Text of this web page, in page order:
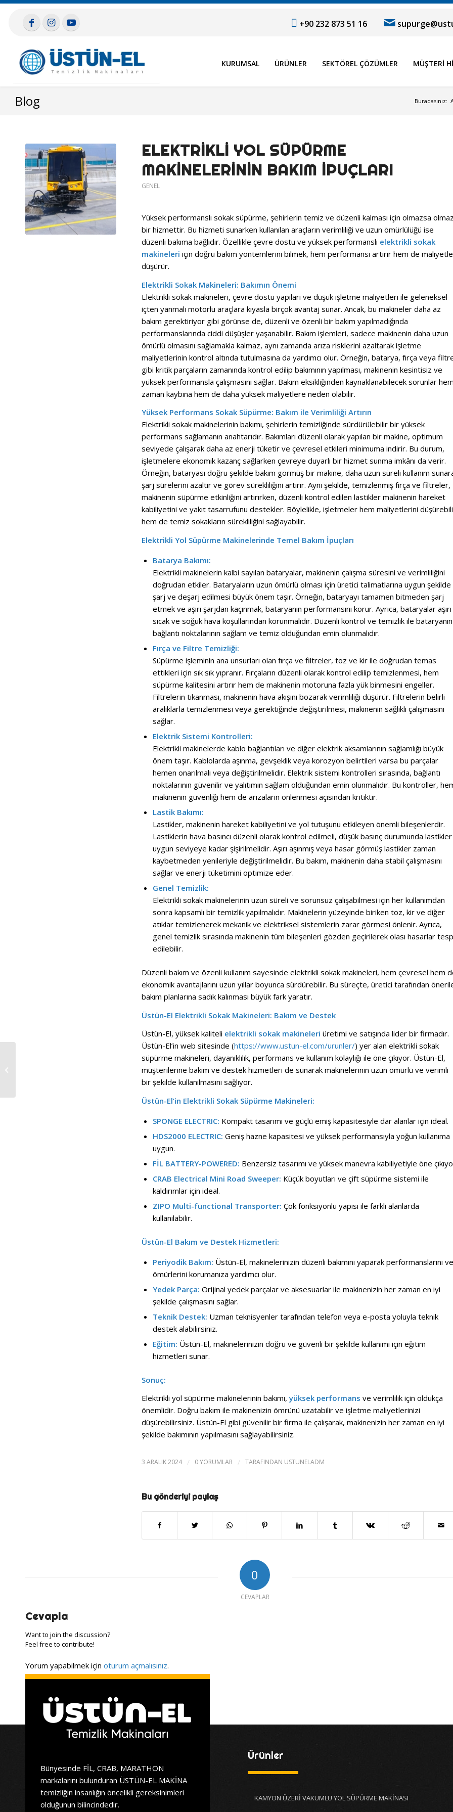
+90 232 873 51 16
KURUMSAL ÜRÜNLER SEKTÖREL ÇÖZÜMLER MÜŞTERI
Blog Buradasınız:
ELEKTRIKLI YOL SÜPÜRME
MAKINELERININ BAKIM İPUÇLARI
GENEL
Yüksek performanslı sokak süpürme, şehirlerin temiz ve düzenli kalması için olmazsa olmaz
bir hizmettir. Bu hizmeti sunarken kullanılan araçların verimliliği ve uzun ömürlülüğü ise
düzenli bakıma bağlıdır. Özellikle çevre dostu ve yüksek performanslı elektrikli sokak
makineleri için doğru bakım yöntemlerini bilmek, hem performansı artırır hem de
düşürür.
Elektrikli Sokak Makineleri: Bakımın Önemi
Elektrikli sokak makineleri, çevre dostu yapıları ve düşük işletme maliyetleri ile geleneksel
içten yanmalı motorlu araçlara kıyasla birçok avantaj sunar. Ancak, bu makineler daha az
bakım gerektiriyor gibi görünse de, düzenli ve özenli bir bakım yapılmadığında
performanslarında ciddi düşüşler yaşanabilir. Bakım işlemleri, sadece makinenin daha uzun
ömürlü olmasını sağlamakla kalmaz, aynı zamanda arıza risklerini azaltarak işletme
maliyetlerinin kontrol altında tutulmasına da yardımcı olur. Örneğin, batarya, fırça veya
gibi kritik parçaların zamanında kontrol edilip bakımının yapılması, makinenin kesintisiz ve
yüksek performansla çalışmasını sağlar. Bakım eksikliğinden kaynaklanabilecek sorunlar hem
zaman kaybına hem de daha yüksek maliyetlere neden olabilir.
Yüksek Performans Sokak Süpürme: Bakım ile Verimliliği Artırın
Elektrikli sokak makinelerinin bakımı, şehirlerin temizliğinde sürdürülebilir bir yüksek
performans sağlamanın anahtarıdır. Bakımları düzenli olarak yapılan bir makine, optimum
seviyede çalışarak daha az enerji tüketir ve çevresel etkileri minimuma indirir. Bu durum,
işletmelere ekonomik kazanç sağlarken çevreye duyarlı bir hizmet sunma imkânı da verir.
Örneğin, bataryası doğru şekilde bakım görmüş bir makine, daha uzun süreli kullanım
şarj sürelerini azaltır ve görev sürekliliğini artırır. Aynı şekilde, temizlenmiş fırça ve filtreler,
makinenin süpürme etkinliğini artırırken, düzenli kontrol edilen lastikler makinenin hareket
kabiliyetini ve yakıt tasarrufunu destekler. Böylelikle, işletmeler hem maliyetlerini
hem de temiz sokakların sürekliliğini sağlayabilir.
Elektrikli Yol Süpürme Makinelerinde Temel Bakım İpuçları
Batarya Bakımı:
Elektrikli makinelerin kalbi sayılan bataryalar, makinenin çalışma süresini ve verimliliğini
doğrudan etkiler. Bataryaların uzun ömürlü olması için üretici talimatlarına uygun şekilde
şarj ve deşarj edilmesi büyük önem taşır. Örneğin, bataryayı tamamen bitmeden şarj
etmek ve aşırı şarjdan kaçınmak, bataryanın performansını korur. Ayrıca, bataryalar aşırı
sıcak ve soğuk hava koşullarından korunmalıdır. Düzenli kontrol ve temizlik ile bataryanın
bağlantı noktalarının sağlam ve temiz olduğundan emin olunmalıdır.
Fırça ve Filtre Temizliği:
Süpürme işleminin ana unsurları olan fırça ve filtreler, toz ve kir ile doğrudan temas
ettikleri için sık sık yıpranır. Fırçaların düzenli olarak kontrol edilip temizlenmesi, hem
süpürme kalitesini artırır hem de makinenin motoruna fazla yük binmesini engeller.
Filtrelerin tıkanması, makinenin hava akışını bozarak verimliliği düşürür. Filtrelerin belirli
aralıklarla temizlenmesi veya gerektiğinde değiştirilmesi, makinenin sağlıklı çalışmasını
sağlar.
Elektrik Sistemi Kontrolleri:
Elektrikli makinelerde kablo bağlantıları ve diğer elektrik aksamlarının sağlamlığı büyük
önem taşır. Kablolarda aşınma, gevşeklik veya korozyon belirtileri varsa bu parçalar
hemen onarılmalı veya değiştirilmelidir. Elektrik sistemi kontrolleri sırasında, bağlantı
noktalarının güvenilir ve yalıtımın sağlam olduğundan emin olunmalıdır. Bu kontroller,
makinenin güvenliği hem de arızaların önlenmesi açısından kritiktir.
Lastik Bakımı:
Lastikler, makinenin hareket kabiliyetini ve yol tutuşunu etkileyen önemli bileşenlerdir.
Lastiklerin hava basıncı düzenli olarak kontrol edilmeli, düşük basınç durumunda lastikler
uygun seviyeye kadar şişirilmelidir. Aşırı aşınmış veya hasar görmüş lastikler zaman
kaybetmeden yenileriyle değiştirilmelidir. Bu bakım, makinenin daha stabil çalışmasını
sağlar ve enerji tüketimini optimize eder.
Genel Temizlik:
Elektrikli sokak makinelerinin uzun süreli ve sorunsuz çalışabilmesi için her kullanımdan
sonra kapsamlı bir temizlik yapılmalıdır. Makinelerin yüzeyinde biriken toz, kir ve diğer
atıklar temizlenerek mekanik ve elektriksel sistemlerin zarar görmesi önlenir. Ayrıca,
genel temizlik sırasında makinenin tüm bileşenleri gözden geçirilerek olası hasarlar
edilebilir.
Düzenli bakım ve özenli kullanım sayesinde elektrikli sokak makineleri, hem çevresel hem
ekonomik avantajlarını uzun yıllar boyunca sürdürebilir. Bu süreçte, üretici tarafından
bakım planlarına sadık kalınması büyük fark yaratır.
Üstün-El Elektrikli Sokak Makineleri: Bakım ve Destek
Üstün-El, yüksek kaliteli elektrikli sokak makineleri üretimi ve satışında lider bir firmadır.
Üstün-El’in web sitesinde (https://www.ustun-el.com/urunler/) yer alan elektrikli sokak
süpürme makineleri, dayanıklılık, performans ve kullanım kolaylığı ile öne çıkıyor. Üstün-El,
müşterilerine bakım ve destek hizmetleri de sunarak makinelerinin uzun ömürlü ve verimli
bir şekilde kullanılmasını sağlıyor.
Üstün-El’in Elektrikli Sokak Süpürme Makineleri:
SPONGE ELECTRIC: Kompakt tasarımı ve güçlü emiş kapasitesiyle dar alanlar için ideal.
HDS2000 ELECTRIC: Geniş hazne kapasitesi ve yüksek performansıyla yoğun kullanıma
uygun.
FİL BATTERY-POWERED: Benzersiz tasarımı ve yüksek manevra kabiliyetiyle öne
CRAB Electrical Mini Road Sweeper: Küçük boyutları ve çift süpürme sistemi ile
kaldırımlar için ideal.
ZIPO Multi-functional Transporter: Çok fonksiyonlu yapısı ile farklı alanlarda
kullanılabilir.
Üstün-El Bakım ve Destek Hizmetleri:
Periyodik Bakım: Üstün-El, makinelerinizin düzenli bakımını yaparak performanslarını ve
ömürlerini korumanıza yardımcı olur.
Yedek Parça: Orijinal yedek parçalar ve aksesuarlar ile makinenizin her zaman en iyi
şekilde çalışmasını sağlar.
Teknik Destek: Uzman teknisyenler tarafından telefon veya e-posta yoluyla teknik
destek alabilirsiniz.
Eğitim: Üstün-El, makinelerinizin doğru ve güvenli bir şekilde kullanımı için eğitim
hizmetleri sunar.
Sonuç:
Elektrikli yol süpürme makinelerinin bakımı,yüksek performans ve verimlilik için oldukça
önemlidir. Doğru bakım ile makinenizin ömrünü uzatabilir ve işletme maliyetlerinizi
düşürebilirsiniz. Üstün-El gibi güvenilir bir firma ile çalışarak, makinenizin her zaman en iyi
şekilde bakımının yapılmasını sağlayabilirsiniz.
3 ARALIK 2024 / 0 YORUMLAR / TARAFINDAN USTUNELADM
Bu gönderiyi paylaş
0
CEVAPLAR
Cevapla
Want to join the discussion?
Feel free to contribute!
Yorum yapabilmek için oturum açmalısınız.
Bünyesinde FİL, CRAB, MARATHON
markalarını bulunduran ÜSTÜN-EL MAKİNA
temizliğin insanlığın öncelikli gereksinimleri
olduğunun bilincindedir.
Ürünler
KAMYON ÜZERİ VAKUMLU YOL SÜPÜRME MAKİNASI